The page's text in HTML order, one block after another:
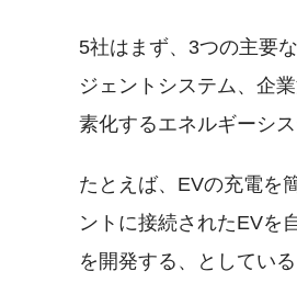
5社はまず、3つの主要
ジェントシステム、企
素化するエネルギーシス
たとえば、EVの充電を
ントに接続されたEVを
を開発する、としている